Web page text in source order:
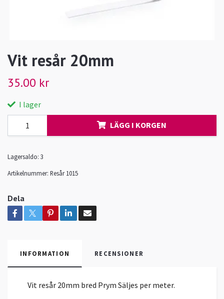
Vit resår 20mm
35.00 kr
I lager
LÄGG I KORGEN
Lagersaldo: 3
Artikelnummer: Resår 1015
Dela
INFORMATION RECENSIONER
Vit resår 20mm bred Prym Säljes per meter.